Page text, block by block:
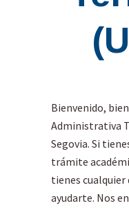
Bienvenido,
Administrativa
Segovia. Si
trámite
tienes cualquier
ayudarte. Nos